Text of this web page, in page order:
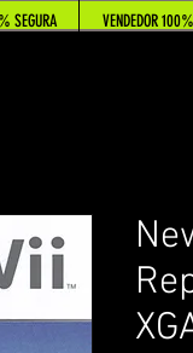
SEGURA VENDEDOR 100%